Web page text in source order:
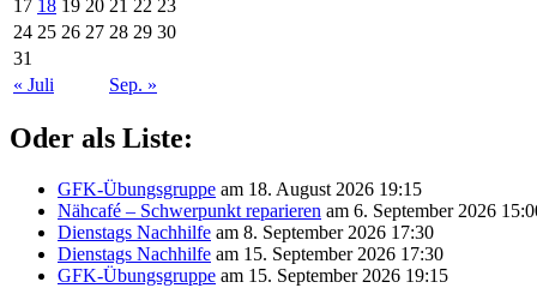
17 18 19 20 21 22 23
24 25 26 27 28 29 30
31
« Juli
Sep. »
Oder als Liste:
GFK-Übungsgruppe am 18. August 2026 19:15
Nähcafé – Schwerpunkt reparieren am 6. September 2026
Dienstags Nachhilfe am 8. September 2026 17:30
Dienstags Nachhilfe am 15. September 2026 17:30
GFK-Übungsgruppe am 15. September 2026 19:15